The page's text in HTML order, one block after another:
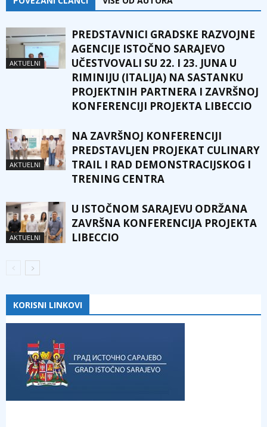
AKTUELNI
PREDSTAVNICI GRADSKE RAZVOJNE
AGENCIJE ISTOČNO SARAJEVO
UČESTVOVALI SU 22. I 23. JUNA U
RIMINIJU (ITALIJA) NA SASTANKU
PROJEKTNIH PARTNERA I ZAVRŠNOJ
KONFERENCIJI PROJEKTA LIBECCIO
AKTUELNI
NA ZAVRŠNOJ KONFERENCIJI
PREDSTAVLJEN PROJEKAT CULINARY
TRAIL I RAD DEMONSTRACIJSKOG I
TRENING CENTRA
AKTUELNI
U ISTOČNOM SARAJEVU ODRŽANA
ZAVRŠNA KONFERENCIJA PROJEKTA
LIBECCIO
KORISNI LINKOVI